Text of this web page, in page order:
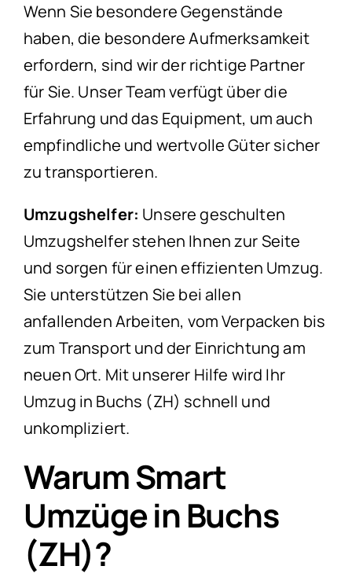
Wenn Sie besondere Gegenstände
haben, die besondere Aufmerksamkeit
erfordern, sind wir der richtige Partner
für Sie. Unser Team verfügt über die
Erfahrung und das Equipment, um auch
empfindliche und wertvolle Güter sicher
zu transportieren.
Umzugshelfer: Unsere geschulten
Umzugshelfer stehen Ihnen zur Seite
und sorgen für einen effizienten Umzug.
Sie unterstützen Sie bei allen
anfallenden Arbeiten, vom Verpacken bis
zum Transport und der Einrichtung am
neuen Ort. Mit unserer Hilfe wird Ihr
Umzug in Buchs (ZH) schnell und
unkompliziert.
Warum Smart
Umzüge in Buchs
(ZH)?